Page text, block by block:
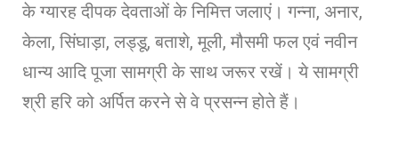
के ग्यारह दीपक देवताओं के निमित्त जलाएं। गन्ना, अनार,
केला, सिंघाड़ा, लड्डू, बताशे, मूली, मौसमी फल एवं नवीन
धान्य आदि पूजा सामग्री के साथ जरूर रखें। ये सामग्री
श्री हरि को अर्पित करने से वे प्रसन्न होते हैं।